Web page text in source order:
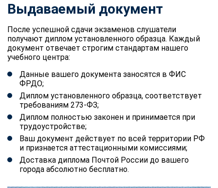
Выдаваемый документ
После успешной сдачи экзаменов слушатели
получают диплом установленного образца. Каждый
документ отвечает строгим стандартам нашего
учебного центра:
Данные вашего документа заносятся в ФИС
ФРДО;
Диплом установленного образца, соответствует
требованиям 273-ФЗ;
Диплом полностью законен и принимается при
трудоустройстве;
Ваш документ действует по всей территории РФ
и признается аттестационными комиссиями;
Доставка диплома Почтой России до вашего
города абсолютно бесплатно.